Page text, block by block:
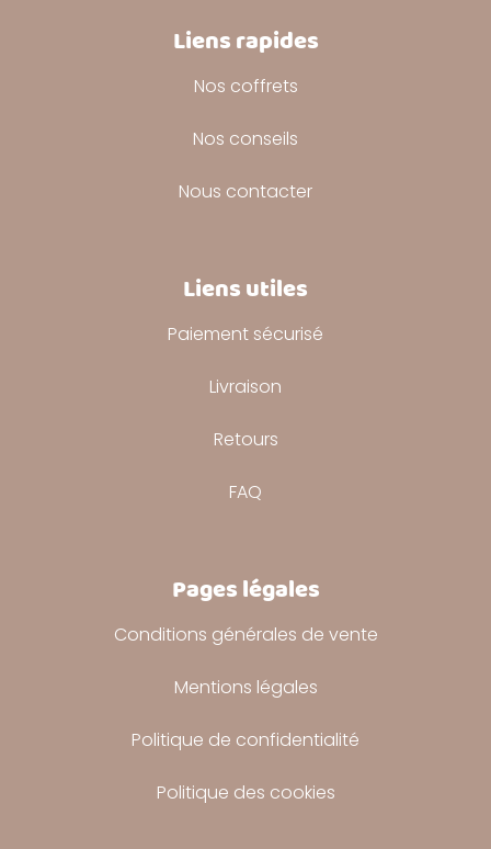
Liens rapides
Nos coffrets
Nos conseils
Nous contacter
Liens utiles
Paiement sécurisé
Livraison
Retours
FAQ
Pages légales
Conditions générales de vente
Mentions légales
Politique de confidentialité
Politique des cookies